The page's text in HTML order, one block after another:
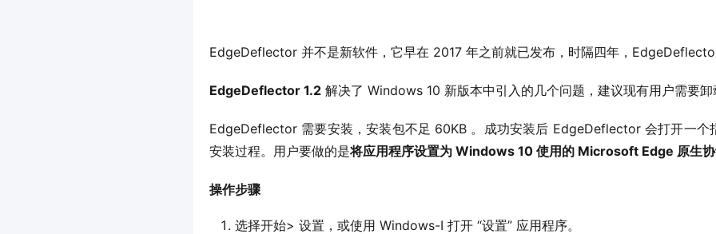
EdgeDeflector 并不是新软件，它早在 2017 年之前就已发布，时隔四年，
EdgeDeflector 1.2 解决了 Windows 10 新版本中引入的几个问题，建议现有用户需要
EdgeDeflector 需要安装，安装包不足 60KB 。成功安装后 EdgeDeflector 会打开一个
安装过程。用户要做的是将应用程序设置为 Windows 10 使用的 Microsoft Edge 原生
操作步骤
选择开始> 设置，或使用 Windows-I 打开 “设置” 应用程序。